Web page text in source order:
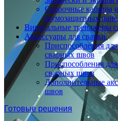
Сварочные кабины
шумозащитных
Виртуальные тренажеры
Аксессуары для сварки
Приспособления
сварных швов
Приспособления
сварных швов
Дополнительные
швов
Готовые решения